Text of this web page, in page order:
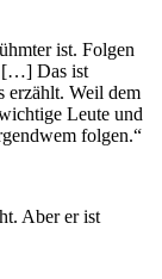
ist. Folgen
[…] Das ist
erzählt. Weil dem
Leute und
folgen.“
Aber er ist